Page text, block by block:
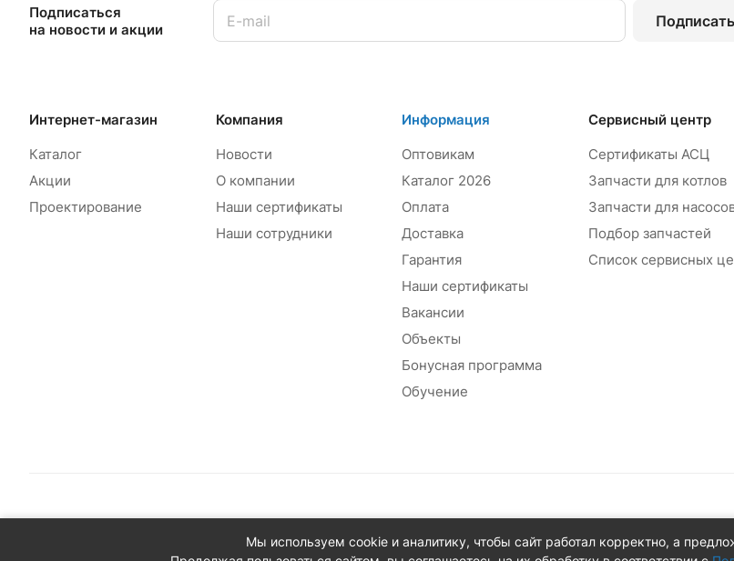
Подписаться
на новости и акции
Интернет-магазин
Каталог
Акции
Проектирование
Компания
Новости
О компании
Наши сертификаты
Наши сотрудники
Информация
Оптовикам
Каталог 2026
Оплата
Доставка
Гарантия
Наши сертификаты
Вакансии
Объекты
Бонусная программа
Обучение
Сервисный центр
Сертификаты АСЦ
Запчасти для котлов
Запчасти для
Подбор запчастей
Список сервисных
© 2026 Сантехплюс: Интернет-магазин отопления, водоснабжения
Юридический адрес: 390023, г. Рязань, проезд Яблочкова, д.8ЖМы используем cookie и аналитику, чтобы сайт работал корректно, а